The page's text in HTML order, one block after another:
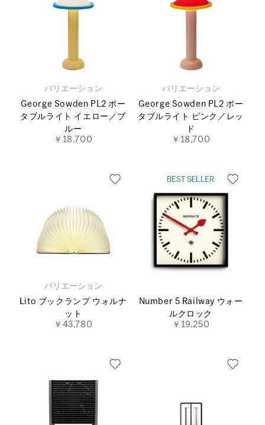
バリエーション
George Sowden PL2 ポー
タブルライト イエロー／ブ
ルー
￥18,700
バリエーション
George Sowden PL2 ポー
タブルライト ピンク／レッ
ド
￥18,700
バリエーション
Lito ブックランプ ウォルナ
ット
￥43,780
Number 5 Railway ウォー
ルクロック
￥19,250